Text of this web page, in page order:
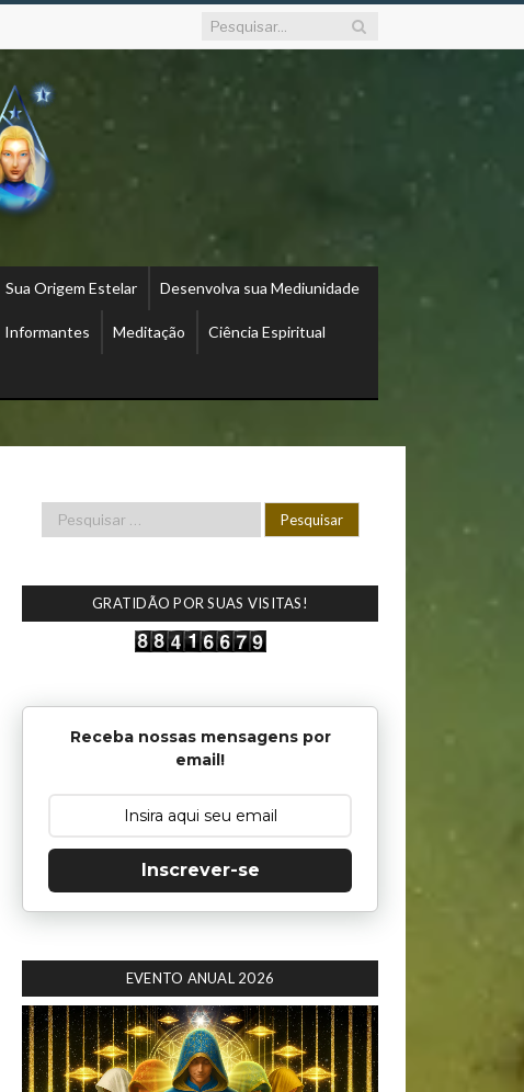
Sua Origem Estelar Desenvolva sua Mediunidade
Informantes Meditação Ciência Espiritual
GRATIDÃO POR SUAS VISITAS!
Receba nossas mensagens por
email!
Inscrever-se
EVENTO ANUAL 2026